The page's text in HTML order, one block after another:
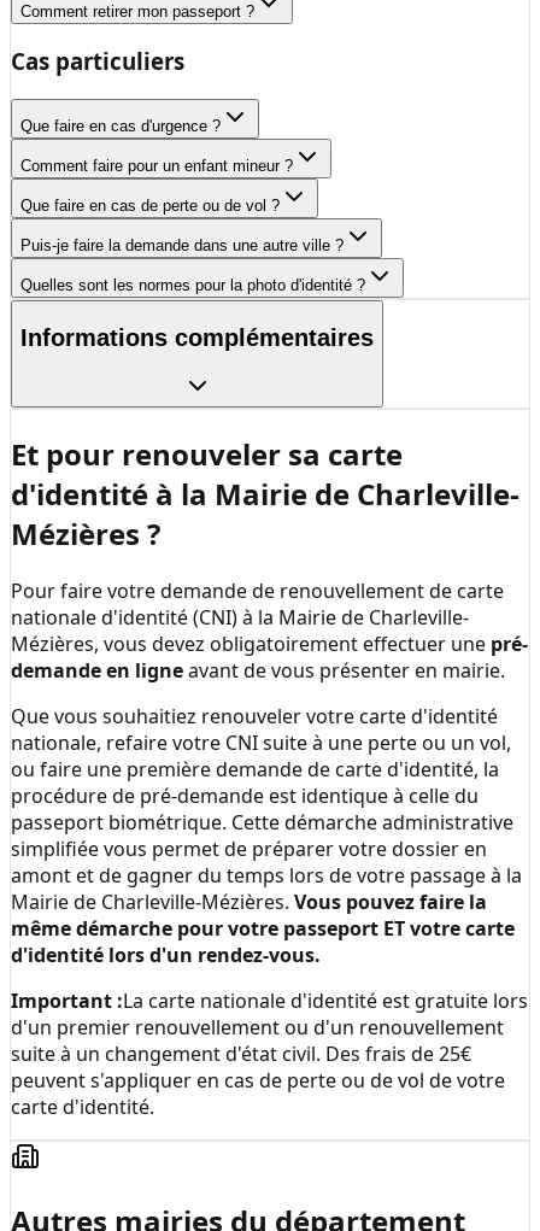
Comment retirer mon passeport ?
Cas particuliers
Que faire en cas d'urgence ?
Comment faire pour un enfant mineur ?
Que faire en cas de perte ou de vol ?
Puis-je faire la demande dans une autre ville ?
Quelles sont les normes pour la photo d'identité ?
Informations complémentaires
Et pour renouveler sa carte
d'identité à la Mairie de Charleville-
Mézières ?
Pour faire votre demande de renouvellement de carte
nationale d'identité (CNI) à la Mairie de Charleville-
Mézières, vous devez obligatoirement effectuer une pré-
demande en ligneavant de vous présenter en mairie.
Que vous souhaitiez renouveler votre carte d'identité
nationale, refaire votre CNI suite à une perte ou un vol,
ou faire une première demande de carte d'identité, la
procédure de pré-demande est identique à celle du
passeport biométrique. Cette démarche administrative
simplifiée vous permet de préparer votre dossier en
amont et de gagner du temps lors de votre passage à la
Mairie de Charleville-Mézières. Vous pouvez faire la
même démarche pour votre passeport ET votre carte
d'identité lors d'un rendez-vous.
Important :La carte nationale d'identité est gratuite lors
d'un premier renouvellement ou d'un renouvellement
suite à un changement d'état civil. Des frais de 25€
peuvent s'appliquer en cas de perte ou de vol de votre
carte d'identité.
Autres mairies du département